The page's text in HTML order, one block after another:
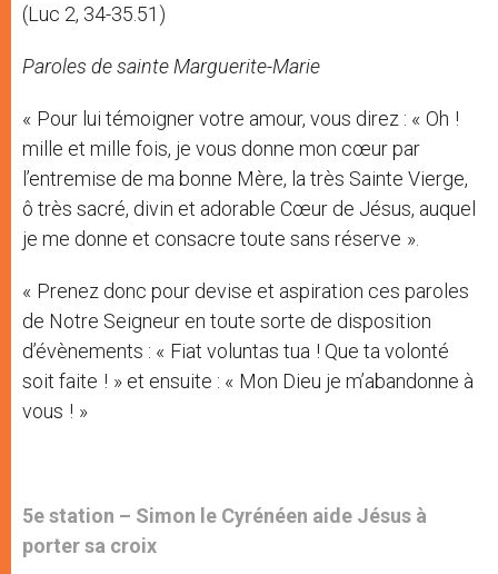
(Luc 2, 34-35.51)
Paroles de sainte Marguerite-Marie
« Pour lui témoigner votre amour, vous direz : « Oh !
mille et mille fois, je vous donne mon cœur par
l’entremise de ma bonne Mère, la très Sainte Vierge,
ô très sacré, divin et adorable Cœur de Jésus, auquel
je me donne et consacre toute sans réserve ».
« Prenez donc pour devise et aspiration ces paroles
de Notre Seigneur en toute sorte de disposition
d’évènements : « Fiat voluntas tua ! Que ta volonté
soit faite ! » et ensuite : « Mon Dieu je m’abandonne à
vous ! »
5e station – Simon le Cyrénéen aide Jésus à
porter sa croix